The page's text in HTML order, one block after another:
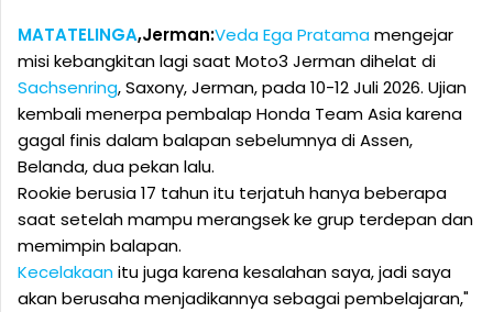
MATATELINGA,Jerman:Veda Ega Pratamamengejar
misi kebangkitan lagi saat Moto3 Jerman dihelat di
Sachsenring, Saxony, Jerman, pada 10-12 Juli 2026. Ujian
kembali menerpa pembalap Honda Team Asia karena
gagal finis dalam balapan sebelumnya di Assen,
Belanda, dua pekan lalu.
Rookie berusia 17 tahun itu terjatuh hanya beberapa
saat setelah mampu merangsek ke grup terdepan dan
memimpin balapan.
Kecelakaanitu juga karena kesalahan saya, jadi saya
akan berusaha menjadikannya sebagai pembelajaran,"